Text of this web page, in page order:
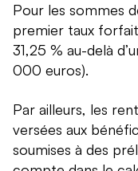
Pour les sommes
premier taux
31,25 % au-delà
000 euros).
Par ailleurs, les
versées aux
soumises à des